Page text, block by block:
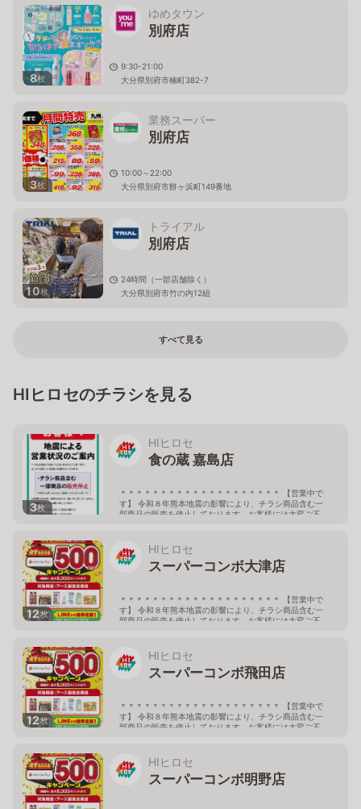
8枚
ゆめタウン
別府店
9:30-21:00
大分県別府市楠町382-7
3枚
業務スーパー
別府店
10:00～22:00
大分県別府市餅ヶ浜町149番地
10枚
トライアル
別府店
24時間（一部店舗除く）
大分県別府市竹の内12組
すべて見る
HIヒロセのチラシを見る
3枚
HIヒロセ
食の蔵 嘉島店
＊＊＊＊＊＊＊＊＊＊＊＊＊＊＊＊＊＊＊＊ 【営業中で
す】 令和８年熊本地震の影響により、チラシ商品含む一
部商品の販売を停止しております。お客様には大変ご不
ださいませ。 ＊＊＊＊＊＊＊＊＊＊＊＊＊＊＊＊＊＊＊
＊ 9:00-20:00
熊本県上益城郡嘉島町鯰1792-1
12枚
HIヒロセ
スーパーコンボ大津店
＊＊＊＊＊＊＊＊＊＊＊＊＊＊＊＊＊＊＊＊ 【営業中で
す】 令和８年熊本地震の影響により、チラシ商品含む一
部商品の販売を停止しております。お客様には大変ご不
ださいませ。 ＊＊＊＊＊＊＊＊＊＊＊＊＊＊＊＊＊＊＊
＊ 9:00〜21:00
熊本県菊池郡大津町室683番地1
12枚
HIヒロセ
スーパーコンボ飛田店
＊＊＊＊＊＊＊＊＊＊＊＊＊＊＊＊＊＊＊＊ 【営業中で
す】 令和８年熊本地震の影響により、チラシ商品含む一
部商品の販売を停止しております。お客様には大変ご不
ださいませ。 ＊＊＊＊＊＊＊＊＊＊＊＊＊＊＊＊＊＊＊
＊ 09:30〜20:00
熊本県熊本市北区飛田町3丁目8番45号
HIヒロセ
スーパーコンボ明野店